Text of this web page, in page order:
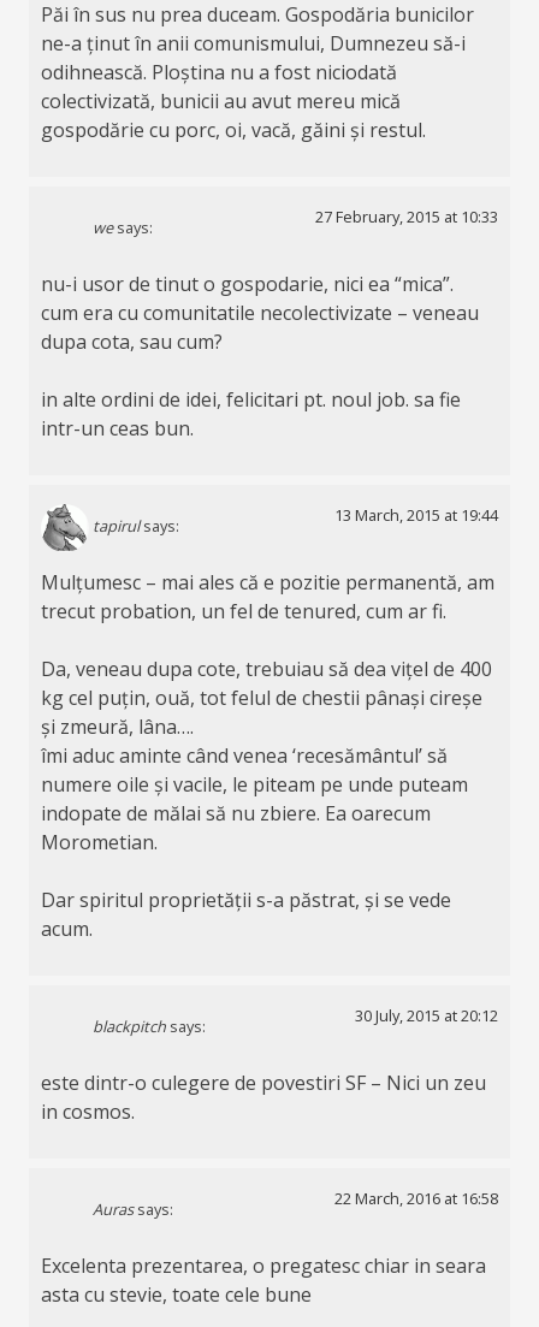
Păi în sus nu prea duceam. Gospodăria bunicilor
ne-a ținut în anii comunismului, Dumnezeu să-i
odihnească. Ploștina nu a fost niciodată
colectivizată, bunicii au avut mereu mică
gospodărie cu porc, oi, vacă, găini și restul.
we says:
27 February, 2015 at 10:33
nu-i usor de tinut o gospodarie, nici ea “mica”.
cum era cu comunitatile necolectivizate – veneau
dupa cota, sau cum?
in alte ordini de idei, felicitari pt. noul job. sa fie
intr-un ceas bun.
tapirul says:
13 March, 2015 at 19:44
Mulțumesc – mai ales că e pozitie permanentă, am
trecut probation, un fel de tenured, cum ar fi.
Da, veneau dupa cote, trebuiau să dea vițel de 400
kg cel puțin, ouă, tot felul de chestii pânași cireșe
și zmeură, lâna….
îmi aduc aminte când venea ‘recesământul’ să
numere oile și vacile, le piteam pe unde puteam
indopate de mălai să nu zbiere. Ea oarecum
Morometian.
Dar spiritul proprietății s-a păstrat, și se vede
acum.
blackpitch says:
30 July, 2015 at 20:12
este dintr-o culegere de povestiri SF – Nici un zeu
in cosmos.
Auras says:
22 March, 2016 at 16:58
Excelenta prezentarea, o pregatesc chiar in seara
asta cu stevie, toate cele bune